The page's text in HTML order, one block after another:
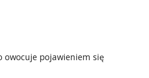
owocuje pojawieniem się